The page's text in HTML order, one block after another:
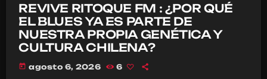
REVIVE RITOQUE FM : ¿POR QUÉ
EL BLUES YA ES PARTE DE
NUESTRA PROPIA GENÉTICA Y
CULTURA CHILENA?
today agosto 6, 2026 6